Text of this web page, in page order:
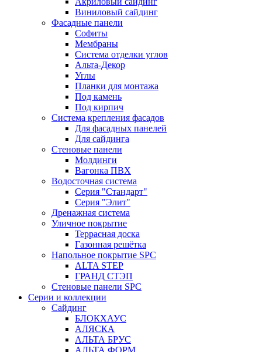
Виниловый сайдинг
Фасадные панели
Софиты
Мембраны
Система отделки углов
Альта-Декор
Углы
Планки для монтажа
Под камень
Под кирпич
Система крепления фасадов
Для фасадных панелей
Для сайдинга
Стеновые панели
Молдинги
Вагонка ПВХ
Водосточная система
Серия "Стандарт"
Серия "Элит"
Дренажная система
Уличное покрытие
Террасная доска
Газонная решётка
Напольное покрытие SPC
ALTA STEP
ГРАНД СТЭП
Стеновые панели SPC
Серии и коллекции
Сайдинг
БЛОКХАУС
АЛЯСКА
АЛЬТА БРУС
АЛЬТА ФОРМ